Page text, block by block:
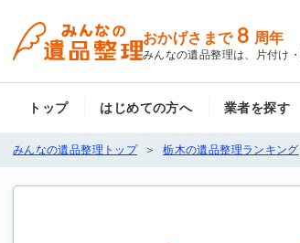
おかげさまで 8 周年
みんなの遺品整理は、片付け
トップ はじめての方へ 業者を探す
みんなの遺品整理トップ 栃木の遺品整理ランキング